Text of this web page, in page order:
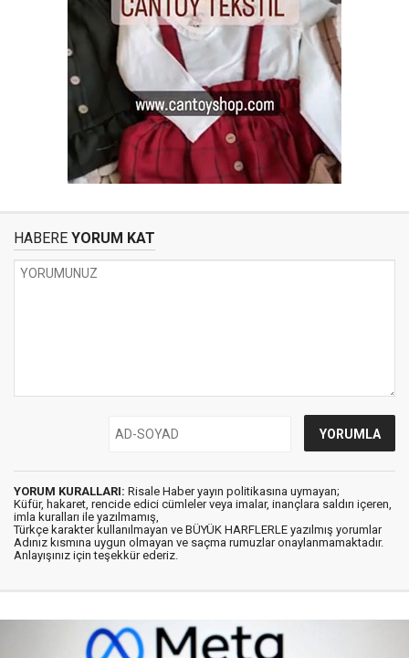
HABERE YORUM KAT
YORUM KURALLARI: Risale Haber yayın politikasına uymayan;
Küfür, hakaret, rencide edici cümleler veya imalar, inançlara saldırı içeren,
imla kuralları ile yazılmamış,
Türkçe karakter kullanılmayan ve BÜYÜK HARFLERLE yazılmış yorumlar
Adınız kısmına uygun olmayan ve saçma rumuzlar onaylanmamaktadır.
Anlayışınız için teşekkür ederiz.